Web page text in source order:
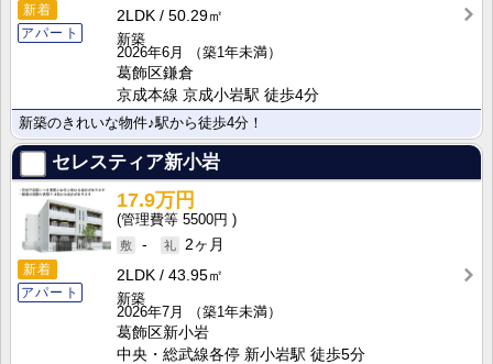
新着
アパート
2LDK
50.29㎡
新築
2026年6月
（築1年未満）
葛飾区鎌倉
京成本線 京成小岩駅 徒歩4分
新築のきれいな物件♪駅から徒歩4分！
セレスティア新小岩
新着
アパート
17.9万円
5500円
-
2ヶ月
2LDK
43.95㎡
新築
2026年7月
（築1年未満）
葛飾区新小岩
中央・総武線各停 新小岩駅 徒歩5分